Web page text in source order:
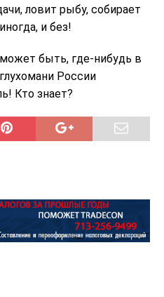
ловит рыбу, собирает
и без!
быть, где-нибудь в
России
Кто знает?